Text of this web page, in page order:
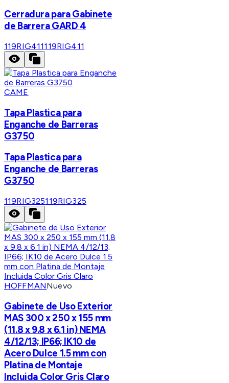
Cerradura para Gabinete
de Barrera GARD 4
119RIG411119RIG411
CAME
Tapa Plastica para
Enganche de Barreras
G3750
Tapa Plastica para
Enganche de Barreras
G3750
119RIG325119RIG325
HOFFMANNuevo
Gabinete de Uso Exterior
MAS 300 x 250 x 155 mm
(11.8 x 9.8 x 6.1 in) NEMA
4/12/13; IP66; IK10 de
Acero Dulce 1.5 mm con
Platina de Montaje
Incluida Color Gris Claro